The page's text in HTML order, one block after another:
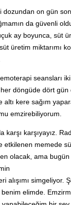
dozundan on gün
da güvenli
ay boyunca, süt
üretim miktarımı
seansları
her döngüde dört gün
altı kere sağım
emzirebiliyorum.
karşı karşıyayız.
etkilenen memede
olacak, ama
alışımı simgeliyor.
elimde.